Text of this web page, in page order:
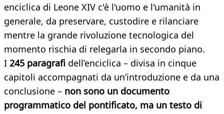
enciclica di Leone XIV c'è l'uomo e l'umanità in
generale, da preservare, custodire e rilanciare
mentre la grande rivoluzione tecnologica del
momento rischia di relegarla in secondo piano.
I 245 paragrafi dell’enciclica – divisa in cinque
capitoli accompagnati da un’introduzione e da una
conclusione – non sono un documento
programmatico del pontificato, ma un testo di